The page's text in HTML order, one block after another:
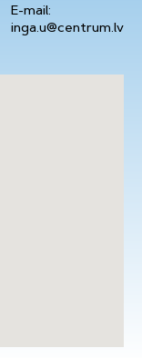
E-mail:
inga.u@centrum.lv